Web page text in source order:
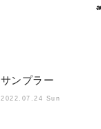
サンプラー
2022.07.24 Sun